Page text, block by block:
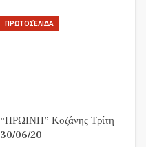
ΠΡΩΤΟΣΈΛΙΔΑ
“ΠΡΩΙΝΗ” Κοζάνης Τρίτη
30/06/20